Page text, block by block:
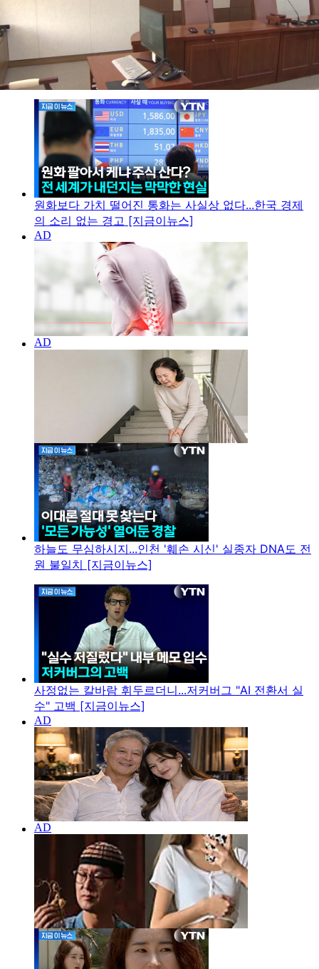
"세계의 선박들, 석유가 흐르도록 하라"...개전 106일만
에 전해진 종전합의
원화보다 가치 떨어진 통화는 사실상 없다...한국 경제
의 소리 없는 경고 [지금이뉴스]
하늘도 무심하시지...인천 '훼손 시신' 실종자 DNA도 전
원 불일치 [지금이뉴스]
사정없는 칼바람 휘두르더니...저커버그 "AI 전환서 실
수" 고백 [지금이뉴스]